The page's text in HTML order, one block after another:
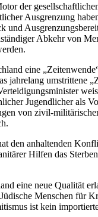
der
Ausgrenzung
und
Abkehr von
eine
jahrelang
Jugendlicher als
von zivil-
den anhaltenden
Hilfen das
eine neue Qualität
Menschen für
ist kein